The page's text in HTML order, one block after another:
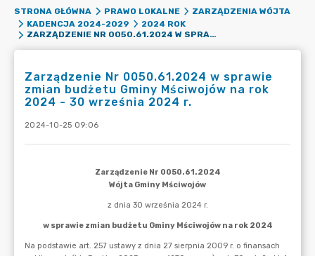
STRONA GŁÓWNA PRAWO LOKALNE
ZARZĄDZENIA WÓJTA
KADENCJA 2024-2029
2024 ROK
ZARZĄDZENIE NR 0050.61.2024 W SPRAWIE ZMIAN BUDŻETU GMINY MŚCIWOJÓW NA ROK 2024 - 30 WRZEŚNIA 2024 R.
Zarządzenie Nr 0050.61.2024 w sprawie
zmian budżetu Gminy Mściwojów na rok
2024 - 30 września 2024 r.
2024-10-25 09:06